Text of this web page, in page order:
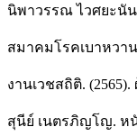
นิพาวรรณ ไวศยะนัน
สมาคมโรคเบาหวา
งานเวชสถิติ.
สุนีย์ เนตรภิญโญ. ห